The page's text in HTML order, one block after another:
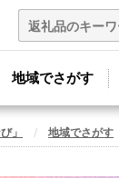
地域でさがす
」 地域でさがす